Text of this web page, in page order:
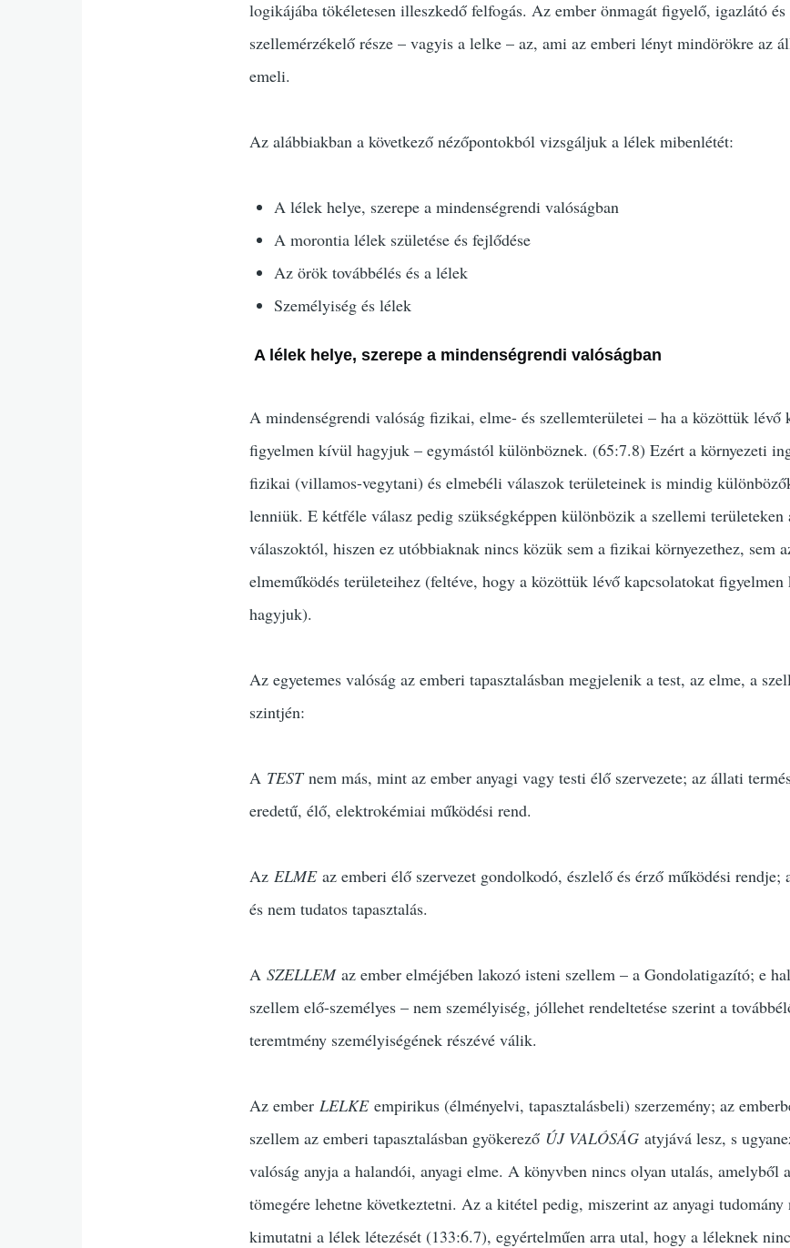
logikájába tökéletesen illeszkedő felfogás. Az ember önmagát figyelő, igazlátó és
szellemérzékelő része – vagyis a lelke – az, ami az emberi lényt mindörökre az
emeli.
Az alábbiakban a következő nézőpontokból vizsgáljuk a lélek mibenlétét:
A lélek helye, szerepe a mindenségrendi valóságban
A morontia lélek születése és fejlődése
Az örök továbbélés és a lélek
Személyiség és lélek
A lélek helye, szerepe a mindenségrendi valóságban
A mindenségrendi valóság fizikai, elme- és szellemterületei – ha a közöttük lévő
figyelmen kívül hagyjuk – egymástól különböznek. (65:7.8) Ezért a környezeti
fizikai (villamos-vegytani) és elmebéli válaszok területeinek is mindig
lenniük. E kétféle válasz pedig szükségképpen különbözik a szellemi területeken
válaszoktól, hiszen ez utóbbiaknak nincs közük sem a fizikai környezethez, sem
elmeműködés területeihez (feltéve, hogy a közöttük lévő kapcsolatokat
hagyjuk).
Az egyetemes valóság az emberi tapasztalásban megjelenik a test, az elme, a
szintjén:
A TESTnem más, mint az ember anyagi vagy testi élő szervezete; az állati
eredetű, élő, elektrokémiai működési rend.
AzELMEaz emberi élő szervezet gondolkodó, észlelő és érző működési rendje;
és nem tudatos tapasztalás.
ASZELLEMaz ember elméjében lakozó isteni szellem – a Gondolatigazító; e
szellem elő-személyes – nem személyiség, jóllehet rendeltetése szerint a
teremtmény személyiségének részévé válik.
Az emberLELKEempirikus (élményelvi, tapasztalásbeli) szerzemény; az
szellem az emberi tapasztalásban gyökerező ÚJ VALÓSÁG atyjává lesz, s
valóság anyja a halandói, anyagi elme. A könyvben nincs olyan utalás, amelyből
tömegére lehetne következtetni. Az a kitétel pedig, miszerint az anyagi tudomány
kimutatni a lélek létezését (133:6.7), egyértelműen arra utal, hogy a léleknek